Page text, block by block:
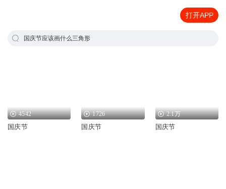
打开APP
国庆节应该画什么三角形
4542
国庆节
1726
国庆节
2.1万
国庆节